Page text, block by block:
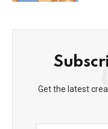
Get the latest